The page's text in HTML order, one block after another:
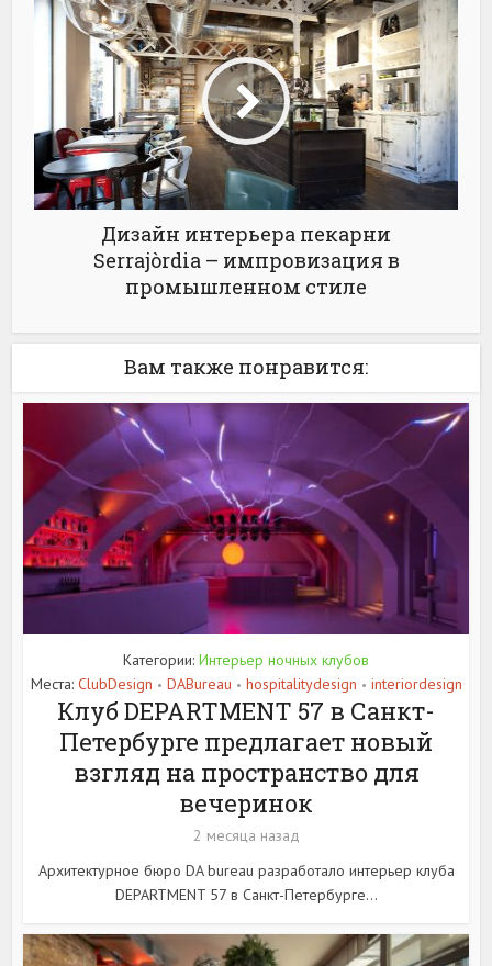
Дизайн интерьера пекарни
Serrajòrdia – импровизация в
промышленном стиле
Вам также понравится:
Категории: Интерьер ночных клубов
Места: ClubDesign • DABureau • hospitalitydesign • interiordesign
Клуб DEPARTMENT 57 в Санкт-
Петербурге предлагает новый
взгляд на пространство для
вечеринок
2 месяца назад
Архитектурное бюро DA bureau разработало интерьер клуба
DEPARTMENT 57 в Санкт-Петербурге...